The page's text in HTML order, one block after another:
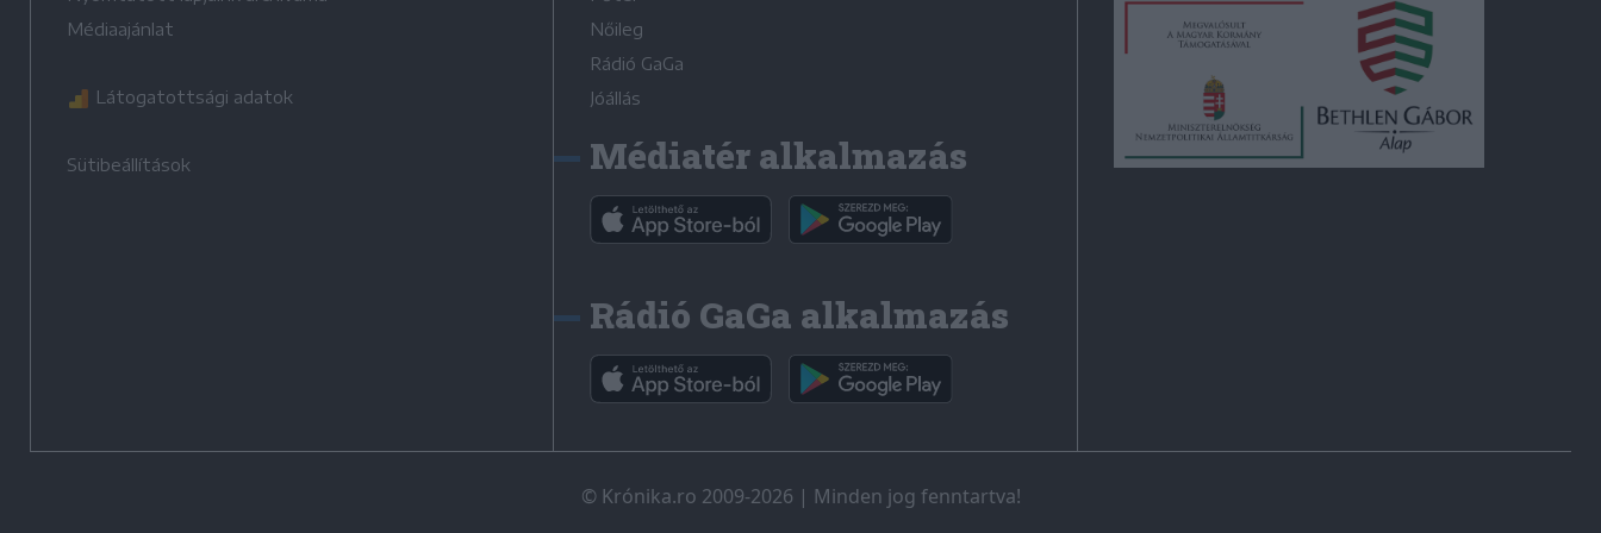
Médiaajánlat
Látogatottsági adatok
Sütibeállítások
Nőileg
Rádió GaGa
Jóállás
Médiatér alkalmazás
Rádió GaGa alkalmazás
© Krónika.ro 2009-2026 | Minden jog fenntartva!